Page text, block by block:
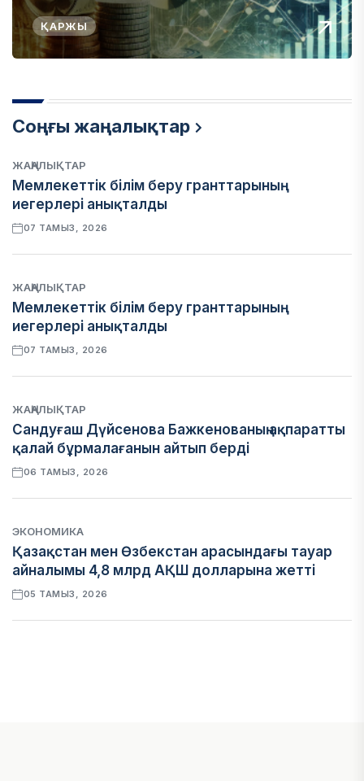
ҚАРЖЫ
Соңғы жаңалықтар
ЖАҢАЛЫҚТАР
Мемлекеттік білім беру гранттарының
иегерлері анықталды
07 ТАМЫЗ, 2026
ЖАҢАЛЫҚТАР
Мемлекеттік білім беру гранттарының
иегерлері анықталды
07 ТАМЫЗ, 2026
ЖАҢАЛЫҚТАР
Сандуғаш Дүйсенова Бажкенованың ақпаратты
қалай бұрмалағанын айтып берді
06 ТАМЫЗ, 2026
ЭКОНОМИКА
Қазақстан мен Өзбекстан арасындағы тауар
айналымы 4,8 млрд АҚШ долларына жетті
05 ТАМЫЗ, 2026